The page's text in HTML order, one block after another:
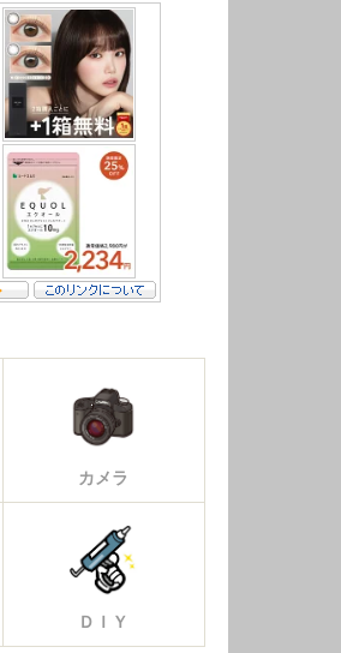
カメラ
ＤＩＹ